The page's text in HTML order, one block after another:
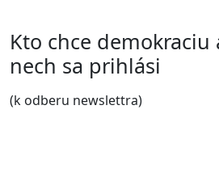
Kto chce demokraciu
nech sa prihlási
(k odberu newslettra)